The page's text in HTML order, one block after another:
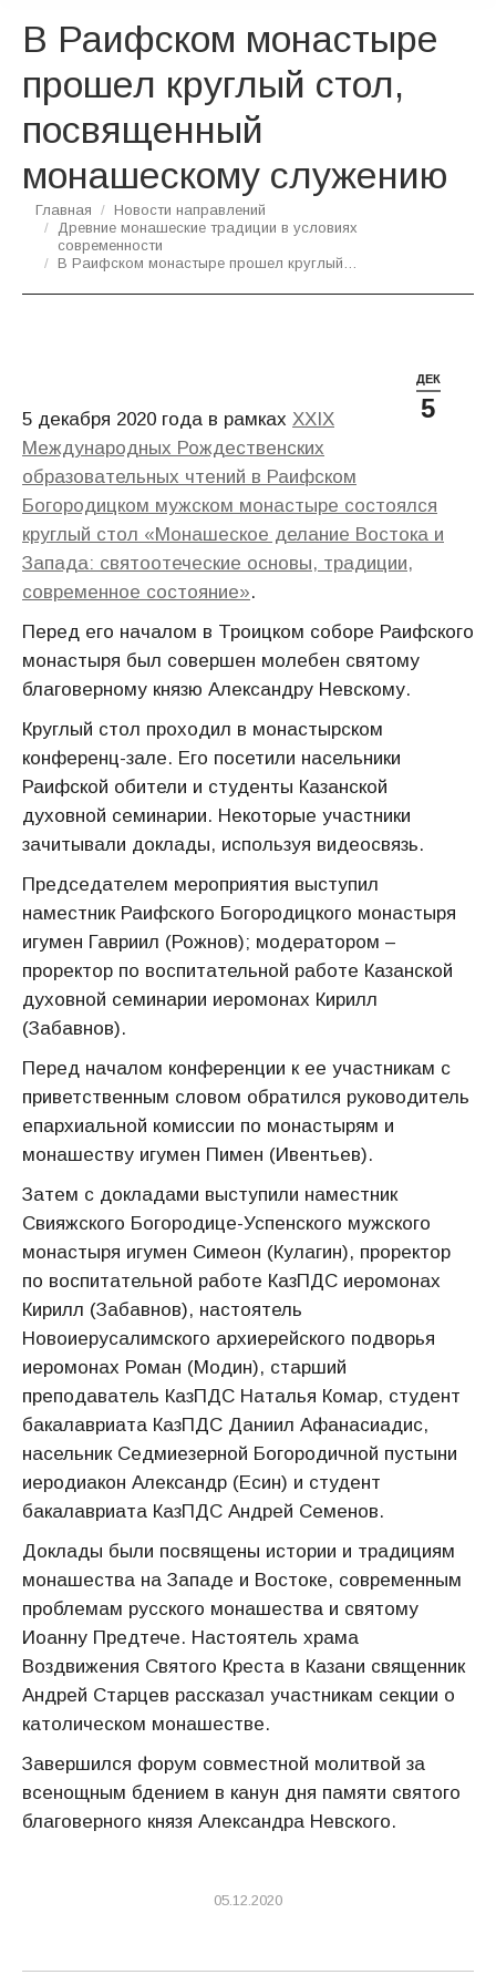
В Раифском монастыре
прошел круглый стол,
посвященный
монашескому служению
Вы здесь:
Главная
Новости направлений
Древние монашеские традиции в условиях
современности
В Раифском монастыре прошел круглый…
ДЕК
5
5 декабря 2020 года в рамках XXIX
Международных Рождественских
образовательных чтений в Раифском
Богородицком мужском монастыре состоялся
круглый стол «Монашеское делание Востока и
Запада: святоотеческие основы, традиции,
современное состояние».
Перед его началом в Троицком соборе Раифского
монастыря был совершен молебен святому
благоверному князю Александру Невскому.
Круглый стол проходил в монастырском
конференц-зале. Его посетили насельники
Раифской обители и студенты Казанской
духовной семинарии. Некоторые участники
зачитывали доклады, используя видеосвязь.
Председателем мероприятия выступил
наместник Раифского Богородицкого монастыря
игумен Гавриил (Рожнов); модератором –
проректор по воспитательной работе Казанской
духовной семинарии иеромонах Кирилл
(Забавнов).
Перед началом конференции к ее участникам с
приветственным словом обратился руководитель
епархиальной комиссии по монастырям и
монашеству игумен Пимен (Ивентьев).
Затем с докладами выступили наместник
Свияжского Богородице-Успенского мужского
монастыря игумен Симеон (Кулагин), проректор
по воспитательной работе КазПДС иеромонах
Кирилл (Забавнов), настоятель
Новоиерусалимского архиерейского подворья
иеромонах Роман (Модин), старший
преподаватель КазПДС Наталья Комар, студент
бакалавриата КазПДС Даниил Афанасиадис,
насельник Седмиезерной Богородичной пустыни
иеродиакон Александр (Есин) и студент
бакалавриата КазПДС Андрей Семенов.
Доклады были посвящены истории и традициям
монашества на Западе и Востоке, современным
проблемам русского монашества и святому
Иоанну Предтече. Настоятель храма
Воздвижения Святого Креста в Казани священник
Андрей Старцев рассказал участникам секции о
католическом монашестве.
Завершился форум совместной молитвой за
всенощным бдением в канун дня памяти святого
благоверного князя Александра Невского.
05.12.2020